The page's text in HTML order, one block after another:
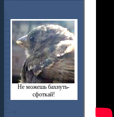
Не можешь бахнуть-
сфоткай!